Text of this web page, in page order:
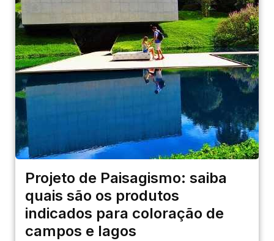
Projeto de Paisagismo: saiba
quais são os produtos
indicados para coloração de
campos e lagos